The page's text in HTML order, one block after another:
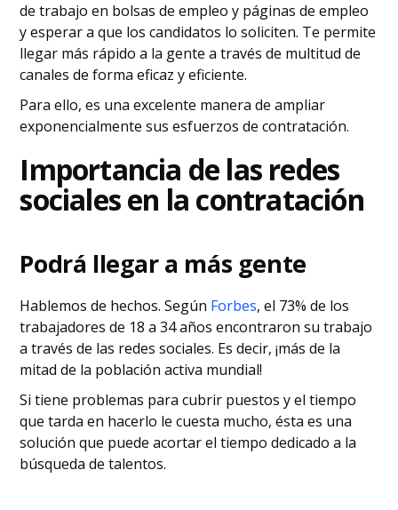
de trabajo en bolsas de empleo y páginas de empleo
y esperar a que los candidatos lo soliciten. Te permite
llegar más rápido a la gente a través de multitud de
canales de forma eficaz y eficiente.
Para ello, es una excelente manera de ampliar
exponencialmente sus esfuerzos de contratación.
Importancia de las redes
sociales en la contratación
Podrá llegar a más gente
Hablemos de hechos. Según Forbes, el 73% de los
trabajadores de 18 a 34 años encontraron su trabajo
a través de las redes sociales. Es decir, ¡más de la
mitad de la población activa mundial!
Si tiene problemas para cubrir puestos y el tiempo
que tarda en hacerlo le cuesta mucho, ésta es una
solución que puede acortar el tiempo dedicado a la
búsqueda de talentos.